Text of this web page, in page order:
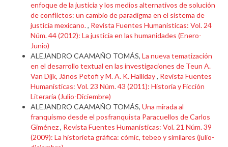
enfoque de la justicia y los medios alternativos de solución
de conflictos: un cambio de paradigma en el sistema de
justicia mexicano., Revista Fuentes Humanísticas: Vol. 24
Núm. 44 (2012): La justicia en las humanidades (Enero-
Junio)
ALEJANDRO CAAMAÑO TOMÁS, La nueva tematización
en el desarrollo textual en las investigaciones de Teun A.
Van Dijk, János Petöfi y M. A. K. Halliday, Revista Fuentes
Humanísticas: Vol. 23 Núm. 43 (2011): Historia y Ficción
Literaria (Julio-Diciembre)
ALEJANDRO CAAMAÑO TOMÁS, Una mirada al
franquismo desde el posfranquista Paracuellos de Carlos
Giménez, Revista Fuentes Humanísticas: Vol. 21 Núm. 39
(2009): La historieta gráfica: cómic, tebeo y similares (julio-